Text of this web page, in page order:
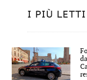
I PIÙ LETTI